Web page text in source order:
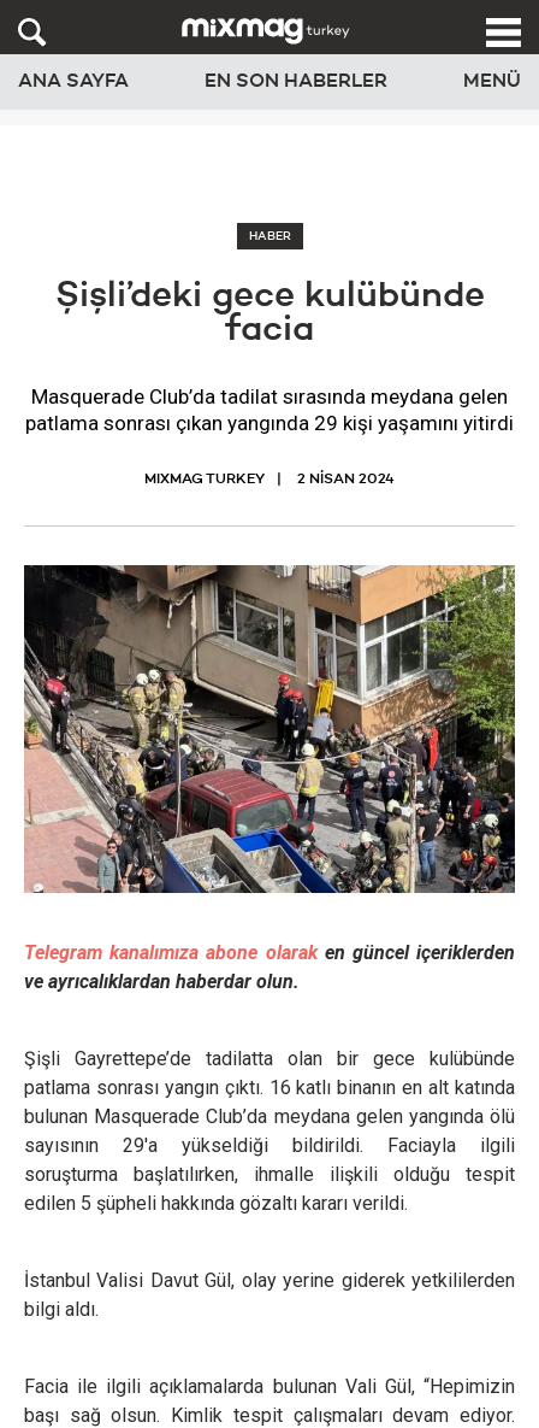
ANA SAYFA EN SON HABERLER MENÜ
HABER
Şişli’deki gece kulübünde
facia
Masquerade Club’da tadilat sırasında meydana gelen
patlama sonrası çıkan yangında 29 kişi yaşamını yitirdi
MIXMAG TURKEY 2 NISAN 2024
Telegram kanalımıza abone olaraken güncel içeriklerden
ve ayrıcalıklardan haberdar olun.
Şişli Gayrettepe’de tadilatta olan bir gece kulübünde
patlama sonrası yangın çıktı. 16 katlı binanın en alt katında
bulunan Masquerade Club’da meydana gelen yangında ölü
sayısının 29'a yükseldiği bildirildi. Faciayla ilgili
soruşturma başlatılırken, ihmalle ilişkili olduğu tespit
edilen 5 şüpheli hakkında gözaltı kararı verildi.
İstanbul Valisi Davut Gül, olay yerine giderek yetkililerden
bilgi aldı.
Facia ile ilgili açıklamalarda bulunan Vali Gül, “Hepimizin
başı sağ olsun. Kimlik tespit çalışmaları devam ediyor.